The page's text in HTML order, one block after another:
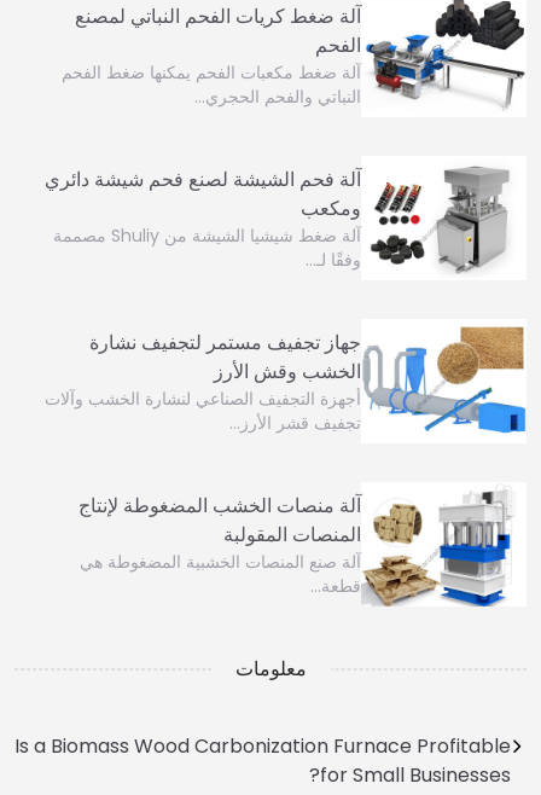
آلة ضغط كريات الفحم النباتي لمصنع
الفحم
آلة ضغط مكعبات الفحم يمكنها ضغط الفحم
النباتي والفحم الحجري…
آلة فحم الشيشة لصنع فحم شيشة دائري
ومكعب
آلة ضغط شيشيا الشيشة من Shuliy مصممة
وفقًا لـ…
جهاز تجفيف مستمر لتجفيف نشارة
الخشب وقش الأرز
أجهزة التجفيف الصناعي لنشارة الخشب وآلات
تجفيف قشر الأرز…
آلة منصات الخشب المضغوطة لإنتاج
المنصات المقولبة
آلة صنع المنصات الخشبية المضغوطة هي
قطعة…
معلومات
Is a Biomass Wood Carbonization Furnace Profitable
for Small Businesses?